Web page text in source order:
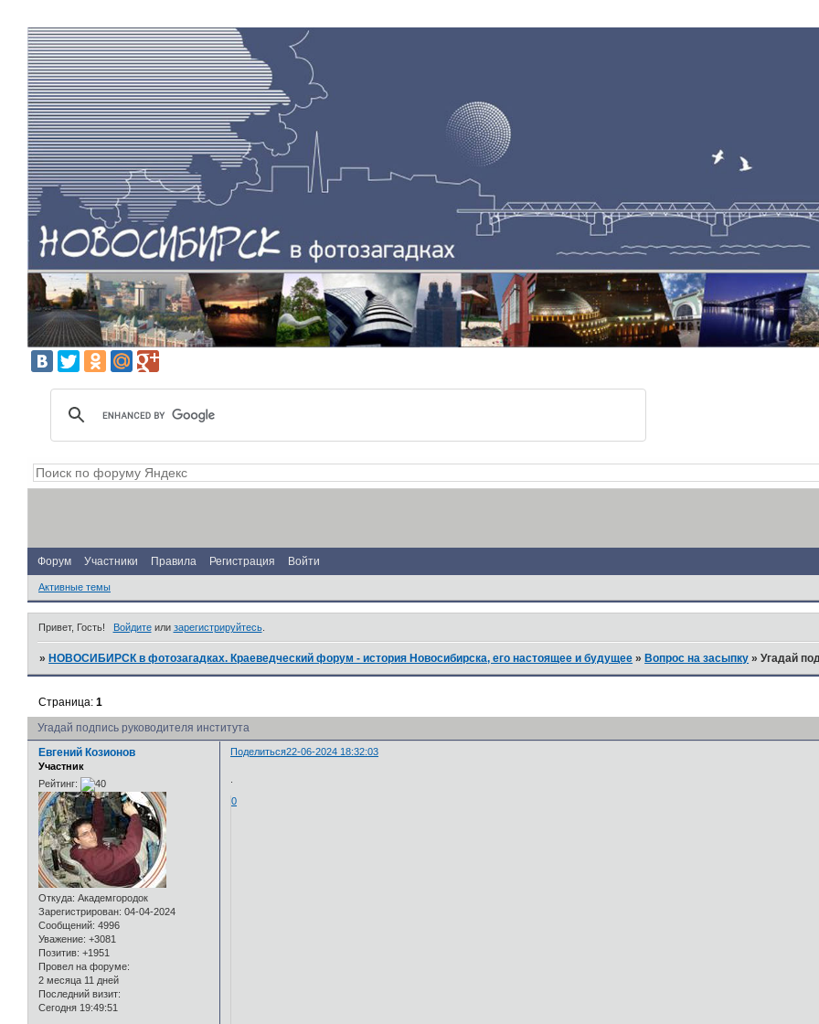
Форум Участники Правила Регистрация Войти
Активные темы
Привет, Гость! Войдитеили зарегистрируйтесь.
»НОВОСИБИРСК в фотозагадках. Краеведческий форум - история Новосибирска, его настоящее и будущее »Вопрос на засыпку »Угадай
Угадай подпись руководителя института
Страница:1
Поделиться22-06-2024 18:32:03
Евгений Козионов
Участник
Рейтинг:
Откуда: Академгородок
Зарегистрирован: 04-04-2024
Сообщений: 4996
Уважение: +3081
Позитив: +1951
Провел на форуме:
2 месяца 11 дней
Последний визит:
Сегодня 19:49:51
0